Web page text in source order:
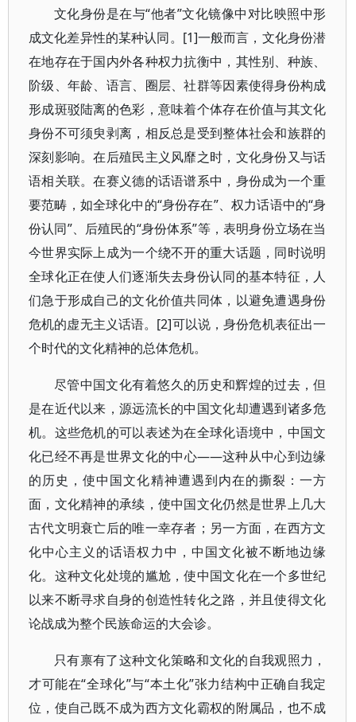
文化身份是在与“他者”文化镜像中对比映照中形
成文化差异性的某种认同。[1]一般而言，文化身份潜
在地存在于国内外各种权力抗衡中，其性别、种族、
阶级、年龄、语言、圈层、社群等因素使得身份构成
形成斑驳陆离的色彩，意味着个体存在价值与其文化
身份不可须臾剥离，相反总是受到整体社会和族群的
深刻影响。在后殖民主义风靡之时，文化身份又与话
语相关联。在赛义德的话语谱系中，身份成为一个重
要范畴，如全球化中的“身份存在”、权力话语中的“身
份认同”、后殖民的“身份体系”等，表明身份立场在当
今世界实际上成为一个绕不开的重大话题，同时说明
全球化正在使人们逐渐失去身份认同的基本特征，人
们急于形成自己的文化价值共同体，以避免遭遇身份
危机的虚无主义话语。[2]可以说，身份危机表征出一
个时代的文化精神的总体危机。
尽管中国文化有着悠久的历史和辉煌的过去，但
是在近代以来，源远流长的中国文化却遭遇到诸多危
机。这些危机的可以表述为在全球化语境中，中国文
化已经不再是世界文化的中心——这种从中心到边缘
的历史，使中国文化精神遭遇到内在的撕裂：一方
面，文化精神的承续，使中国文化仍然是世界上几大
古代文明衰亡后的唯一幸存者；另一方面，在西方文
化中心主义的话语权力中，中国文化被不断地边缘
化。这种文化处境的尴尬，使中国文化在一个多世纪
以来不断寻求自身的创造性转化之路，并且使得文化
论战成为整个民族命运的大会诊。
只有禀有了这种文化策略和文化的自我观照力，
才可能在“全球化”与“本土化”张力结构中正确自我定
位，使自己既不成为西方文化霸权的附属品，也不成